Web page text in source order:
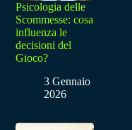
Psicologia delle
Scommesse: cosa
influenza le
decisioni del
Gioco?
3 Gennaio
2026